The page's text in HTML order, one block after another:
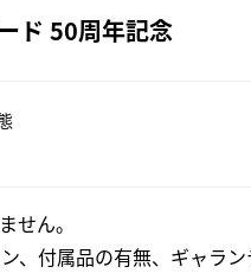
ド 50周年記念
せん。
、付属品の有無、ギャラ